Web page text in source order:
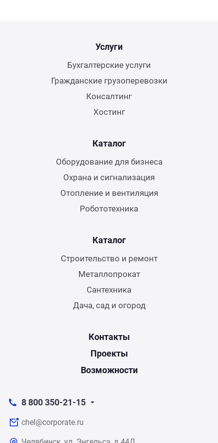
Услуги
Бухгалтерские услуги
Гражданские грузоперевозки
Консалтинг
Хостинг
Каталог
Оборудование для бизнеса
Охрана и сигнализация
Отопление и вентиляция
Робототехника
Каталог
Строительство и ремонт
Металлопрокат
Сантехника
Дача, сад и огород
Контакты
Проекты
Возможности
8 800 350-21-15
chel@corporate.ru